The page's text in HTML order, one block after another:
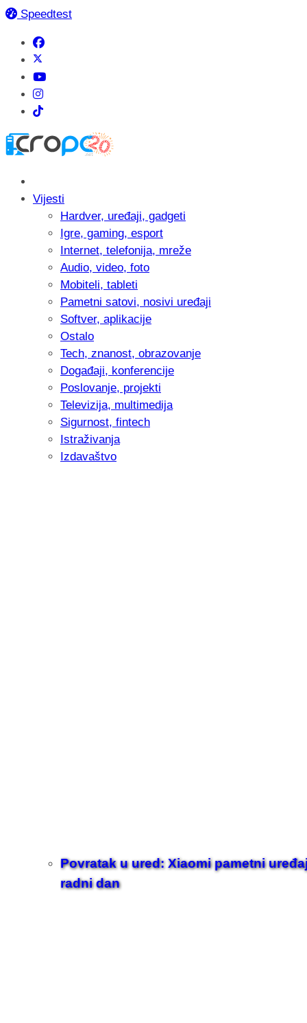
Speedtest
Vijesti
Hardver, uređaji, gadgeti
Igre, gaming, esport
Internet, telefonija, mreže
Audio, video, foto
Mobiteli, tableti
Pametni satovi, nosivi uređaji
Softver, aplikacije
Ostalo
Tech, znanost, obrazovanje
Događaji, konferencije
Poslovanje, projekti
Televizija, multimedija
Sigurnost, fintech
Istraživanja
Izdavaštvo
Povratak u ured: Xiaomi pametni
radni dan